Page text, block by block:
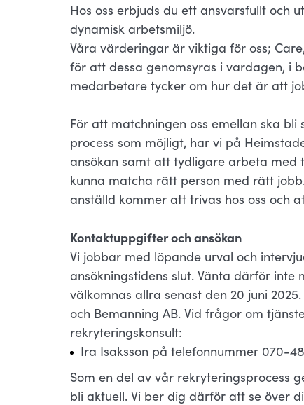
Hos oss erbjuds du ett ansvarsfullt och
dynamisk arbetsmiljö.
Våra värderingar är viktiga för oss;
för att dessa genomsyras i vardagen, i
medarbetare tycker om hur det är att
För att matchningen oss emellan ska
process som möjligt, har vi på
ansökan samt att tydligare arbeta med
kunna matcha rätt person med rätt
anställd kommer att trivas hos oss och
Kontaktuppgifter och ansökan
Vi jobbar med löpande urval och
ansökningstidens slut. Vänta därför inte
välkomnas allra senast den 20 juni
och Bemanning AB. Vid frågor om
rekryteringskonsult:
Ira Isaksson på telefonnummer 070-
Som en del av vår rekryteringsprocess
bli aktuell. Vi ber dig därför att se över